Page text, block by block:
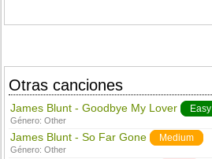
Otras canciones
James Blunt - Goodbye My Lover Easy
Género:Other
James Blunt - So Far Gone Medium
Género:Other